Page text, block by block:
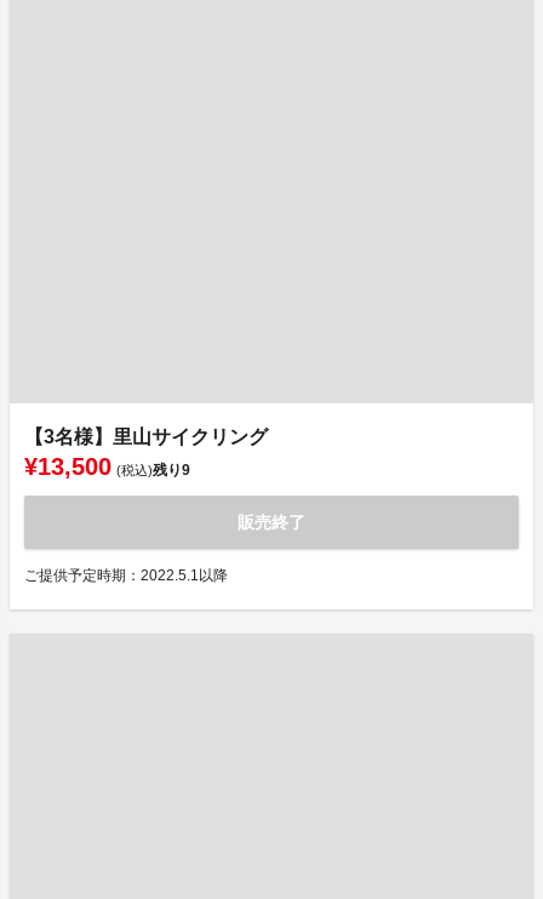
【3名様】里山サイクリング
¥13,500 (税込)残り9
販売終了
ご提供予定時期：2022.5.1以降